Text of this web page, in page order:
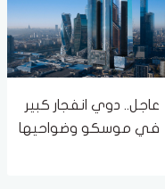
عاجل.. دوي انفجار كبير
في موسكو وضواحيها